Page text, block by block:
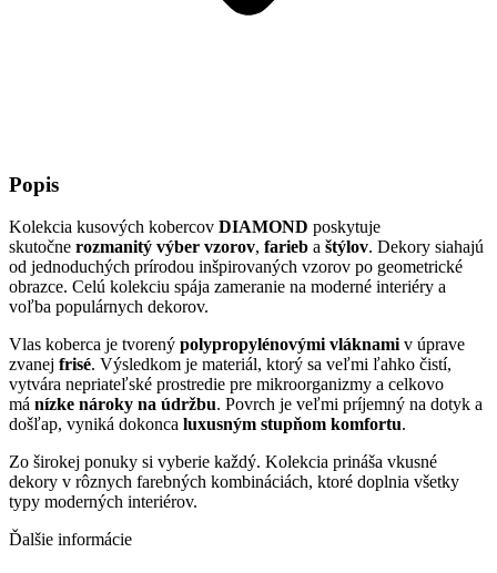
Popis
Kolekcia kusových kobercov DIAMOND poskytuje
skutočne rozmanitý výber vzorov, farieb a štýlov. Dekory siahajú
od jednoduchých prírodou inšpirovaných vzorov po geometrické
obrazce. Celú kolekciu spája zameranie na moderné interiéry a
voľba populárnych dekorov.
Vlas koberca je tvorený polypropylénovými vláknami v úprave
zvanej frisé. Výsledkom je materiál, ktorý sa veľmi ľahko čistí,
vytvára nepriateľské prostredie pre mikroorganizmy a celkovo
má nízke nároky na údržbu. Povrch je veľmi príjemný na dotyk a
došľap, vyniká dokonca luxusným stupňom komfortu.
Zo širokej ponuky si vyberie každý. Kolekcia prináša vkusné
dekory v rôznych farebných kombináciách, ktoré doplnia všetky
typy moderných interiérov.
Ďalšie informácie